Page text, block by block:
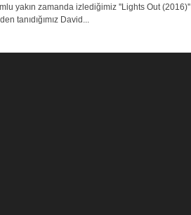
yakın zamanda izlediğimiz ''Lights Out (2016)''
tanıdığımız David...